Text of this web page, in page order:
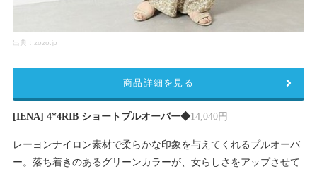
出典： zozo.jp
[IENA] 4*4RIB ショートプルオーバー◆14,040円
レーヨンナイロン素材で柔らかな印象を与えてくれるプルオーバ
ー。落ち着きのあるグリーンカラーが、女らしさをアップさせて
商品詳細を見る